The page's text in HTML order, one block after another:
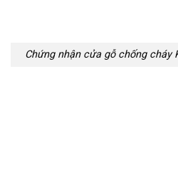
Chứng nhận cửa gỗ chống cháy